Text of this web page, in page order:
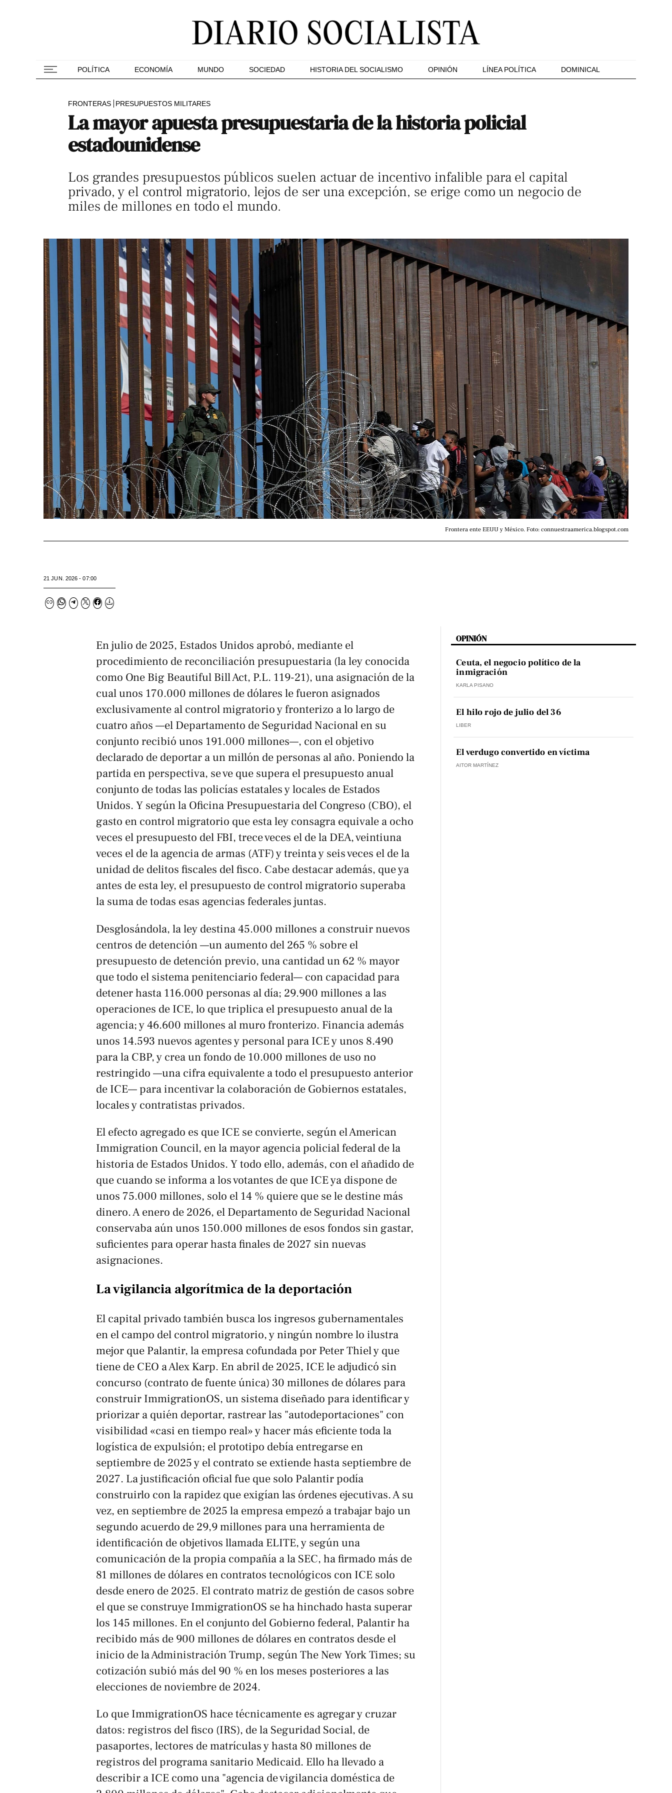
POLÍTICA ECONOMÍA MUNDO SOCIEDAD HISTORIA DEL SOCIALISMO OPINIÓN LÍNEA POLÍTICA DOMINICAL
FRONTERAS PRESUPUESTOS MILITARES
La mayor apuesta presupuestaria de la historia policial
estadounidense
Los grandes presupuestos públicos suelen actuar de incentivo infalible para el capital
privado, y el control migratorio, lejos de ser una excepción, se erige como un negocio de
miles de millones en todo el mundo.
Frontera ente EEUU y México. Foto: connuestraamerica.blogspot.com
21 JUN. 2026 - 07:00
En julio de 2025, Estados Unidos aprobó, mediante el
procedimiento de reconciliación presupuestaria (la ley conocida
como One Big Beautiful Bill Act, P.L. 119-21), una asignación de la
cual unos 170.000 millones de dólares le fueron asignados
exclusivamente al control migratorio y fronterizo a lo largo de
cuatro años —el Departamento de Seguridad Nacional en su
conjunto recibió unos 191.000 millones—, con el objetivo
declarado de deportar a un millón de personas al año. Poniendo la
partida en perspectiva, se ve que supera el presupuesto anual
conjunto de todas las policías estatales y locales de Estados
Unidos. Y según la Oficina Presupuestaria del Congreso (CBO), el
gasto en control migratorio que esta ley consagra equivale a ocho
veces el presupuesto del FBI, trece veces el de la DEA, veintiuna
veces el de la agencia de armas (ATF) y treinta y seis veces el de la
unidad de delitos fiscales del fisco. Cabe destacar además, que ya
antes de esta ley, el presupuesto de control migratorio superaba
la suma de todas esas agencias federales juntas.
Desglosándola, la ley destina 45.000 millones a construir nuevos
centros de detención —un aumento del 265 % sobre el
presupuesto de detención previo, una cantidad un 62 % mayor
que todo el sistema penitenciario federal— con capacidad para
detener hasta 116.000 personas al día; 29.900 millones a las
operaciones de ICE, lo que triplica el presupuesto anual de la
agencia; y 46.600 millones al muro fronterizo. Financia además
unos 14.593 nuevos agentes y personal para ICE y unos 8.490
para la CBP, y crea un fondo de 10.000 millones de uso no
restringido —una cifra equivalente a todo el presupuesto anterior
de ICE— para incentivar la colaboración de Gobiernos estatales,
locales y contratistas privados.
El efecto agregado es que ICE se convierte, según el American
Immigration Council, en la mayor agencia policial federal de la
historia de Estados Unidos. Y todo ello, además, con el añadido de
que cuando se informa a los votantes de que ICE ya dispone de
unos 75.000 millones, solo el 14 % quiere que se le destine más
dinero. A enero de 2026, el Departamento de Seguridad Nacional
conservaba aún unos 150.000 millones de esos fondos sin gastar,
suficientes para operar hasta finales de 2027 sin nuevas
asignaciones.
La vigilancia algorítmica de la deportación
El capital privado también busca los ingresos gubernamentales
en el campo del control migratorio, y ningún nombre lo ilustra
mejor que Palantir, la empresa cofundada por Peter Thiel y que
tiene de CEO a Alex Karp. En abril de 2025, ICE le adjudicó sin
concurso (contrato de fuente única) 30 millones de dólares para
construir ImmigrationOS, un sistema diseñado para identificar y
priorizar a quién deportar, rastrear las "autodeportaciones" con
visibilidad «casi en tiempo real» y hacer más eficiente toda la
logística de expulsión; el prototipo debía entregarse en
septiembre de 2025 y el contrato se extiende hasta septiembre de
2027. La justificación oficial fue que solo Palantir podía
construirlo con la rapidez que exigían las órdenes ejecutivas. A su
vez, en septiembre de 2025 la empresa empezó a trabajar bajo un
segundo acuerdo de 29,9 millones para una herramienta de
identificación de objetivos llamada ELITE, y según una
comunicación de la propia compañía a la SEC, ha firmado más de
81 millones de dólares en contratos tecnológicos con ICE solo
desde enero de 2025. El contrato matriz de gestión de casos sobre
el que se construye ImmigrationOS se ha hinchado hasta superar
los 145 millones. En el conjunto del Gobierno federal, Palantir ha
recibido más de 900 millones de dólares en contratos desde el
inicio de la Administración Trump, segúnThe New York Times; su
cotización subió más del 90 % en los meses posteriores a las
elecciones de noviembre de 2024.
Lo que ImmigrationOS hace técnicamente es agregar y cruzar
datos: registros del fisco (IRS), de la Seguridad Social, de
pasaportes, lectores de matrículas y hasta 80 millones de
registros del programa sanitario Medicaid. Ello ha llevado a
describir a ICE como una "agencia de vigilancia doméstica de
OPINIÓN
Ceuta, el negocio político de la
inmigración
KARLA PISANO
El hilo rojo de julio del 36
LIBER
El verdugo convertido en víctima
AITOR MARTÍNEZ